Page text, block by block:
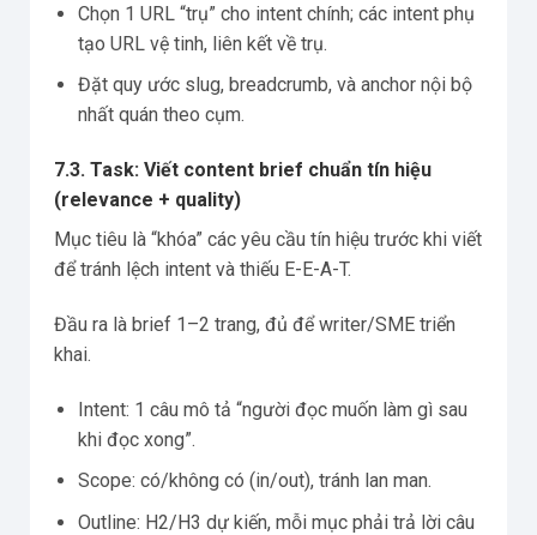
Chọn 1 URL “trụ” cho intent chính; các intent phụ
tạo URL vệ tinh, liên kết về trụ.
Đặt quy ước slug, breadcrumb, và anchor nội bộ
nhất quán theo cụm.
7.3. Task: Viết content brief chuẩn tín hiệu
(relevance + quality)
Mục tiêu là “khóa” các yêu cầu tín hiệu trước khi viết
để tránh lệch intent và thiếu E-E-A-T.
Đầu ra là brief 1–2 trang, đủ để writer/SME triển
khai.
Intent: 1 câu mô tả “người đọc muốn làm gì sau
khi đọc xong”.
Scope: có/không có (in/out), tránh lan man.
Outline: H2/H3 dự kiến, mỗi mục phải trả lời câu